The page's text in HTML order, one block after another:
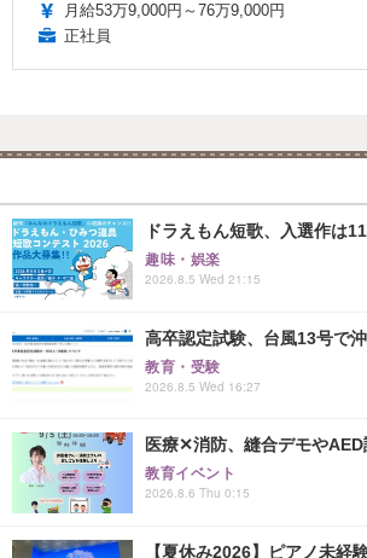
月給53万9,000円～76万9,000円
正社員
ドラえもん短歌、入選作は
趣味・娯楽
2026.8.5 Wed 21:15
高卒認定試験、台風13号で
教育・受験
2026.8.5 Wed 16:27
医療✕消防、縫合デモや
教育イベント
2026.8.6 Thu 0:15
【夏休み2026】ピアノ未